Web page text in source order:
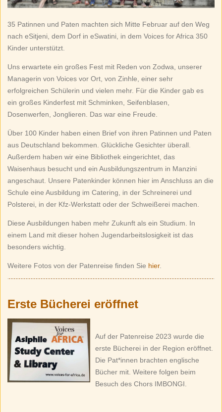
35 Patinnen und Paten machten sich Mitte Februar auf den Weg
nach eSitjeni, dem Dorf in eSwatini, in dem Voices for Africa 350
Kinder unterstützt.
Uns erwartete ein großes Fest mit Reden von Zodwa, unserer
Managerin von Voices vor Ort, von Zinhle, einer sehr
erfolgreichen Schülerin und vielen mehr. Für die Kinder gab es
ein großes Kinderfest mit Schminken, Seifenblasen,
Dosenwerfen, Jonglieren. Das war eine Freude.
Über 100 Kinder haben einen Brief von ihren Patinnen und Paten
aus Deutschland bekommen. Glückliche Gesichter überall.
Außerdem haben wir eine Bibliothek eingerichtet, das
Waisenhaus besucht und ein Ausbildungszentrum in Manzini
angeschaut. Unsere Patenkinder können hier im Anschluss an die
Schule eine Ausbildung im Catering, in der Schreinerei und
Polsterei, in der Kfz-Werkstatt oder der Schweißerei machen.
Diese Ausbildungen haben mehr Zukunft als ein Studium. In
einem Land mit dieser hohen Jugendarbeitslosigkeit ist das
besonders wichtig.
Weitere Fotos von der Patenreise finden Sie hier.
Erste Bücherei eröffnet
Auf der Patenreise 2023 wurde die
erste Bücherei in der Region eröffnet.
Die Pat*innen brachten englische
Bücher mit. Weitere folgen beim
Besuch des Chors IMBONGI.